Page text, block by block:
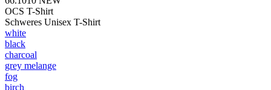
OCS T-Shirt
Schweres Unisex T-Shirt
white
black
charcoal
grey melange
fog
birch